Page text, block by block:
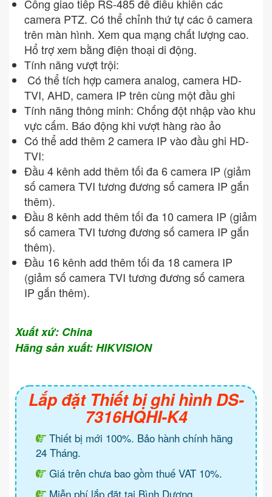
Cổng giao tiếp RS-485 để điều khiển các
camera PTZ. Có thể chỉnh thứ tự các ô camera
trên màn hình. Xem qua mạng chất lượng cao.
Hổ trợ xem bằng điện thoại di động.
Tính năng vượt trội:
Có thể tích hợp camera analog, camera HD-
TVI, AHD, camera IP trên cùng một đầu ghi
Tính năng thông minh: Chống đột nhập vào khu
vực cấm. Báo động khi vượt hàng rào ảo
Có thể add thêm 2 camera IP vào đầu ghi HD-
TVI:
Đầu 4 kênh add thêm tối đa 6 camera IP (giảm
số camera TVI tương đương số camera IP gắn
thêm).
Đầu 8 kênh add thêm tối đa 10 camera IP (giảm
số camera TVI tương đương số camera IP gắn
thêm).
Đầu 16 kênh add thêm tối đa 18 camera IP
(giảm số camera TVI tương đương số camera
IP gắn thêm).
Xuất xứ: China
Hãng sản xuất: HIKVISION
Lắp đặt Thiết bị ghi hình DS-
7316HQHI-K4
Thiết bị mới 100%. Bảo hành chính hãng
24 Tháng.
Giá trên chưa bao gồm thuế VAT 10%.
Miễn phí lắp đặt tại Bình Dương.